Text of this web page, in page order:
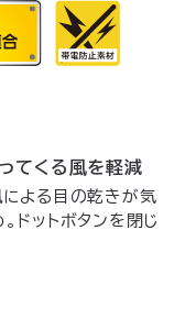
てくる風を軽減
よる目の乾きが気
ドットボタンを閉じ